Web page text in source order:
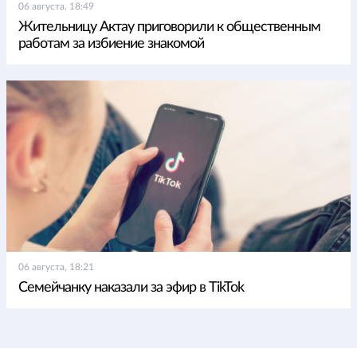
06 августа, 18:49
Жительницу Актау приговорили к общественным
работам за избиение знакомой
06 августа, 18:21
Семейчанку наказали за эфир в TikTok